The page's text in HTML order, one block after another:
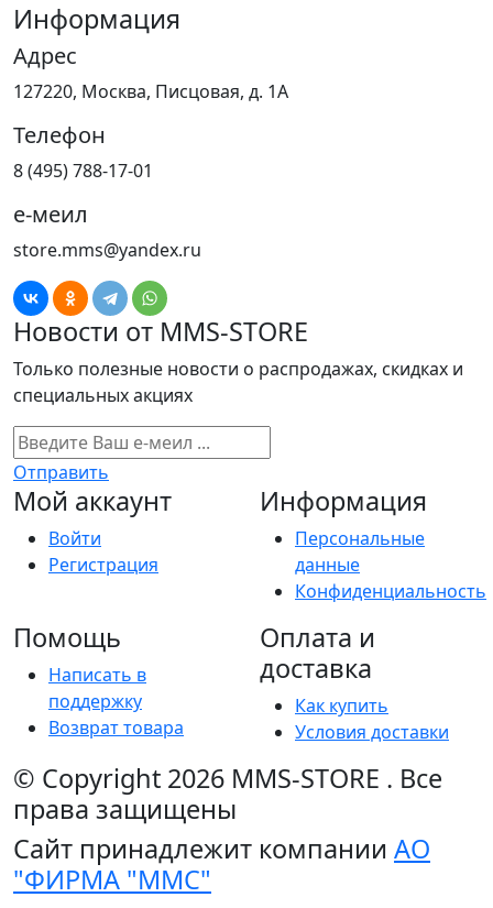
Информация
Адрес
127220, Москва, Писцовая, д. 1А
Телефон
8 (495) 788-17-01
е-меил
store.mms@yandex.ru
Новости от MMS-STORE
Только полезные новости о распродажах, скидках и
специальных акциях
Отправить
Мой аккаунт
Войти
Регистрация
Информация
Персональные
данные
Конфиденциальность
Помощь
Написать в
поддержку
Возврат товара
Оплата и
доставка
Как купить
Условия доставки
© Copyright 2026 MMS-STORE . Все
права защищены
Сайт принадлежит компании АО
"ФИРМА "ММС"